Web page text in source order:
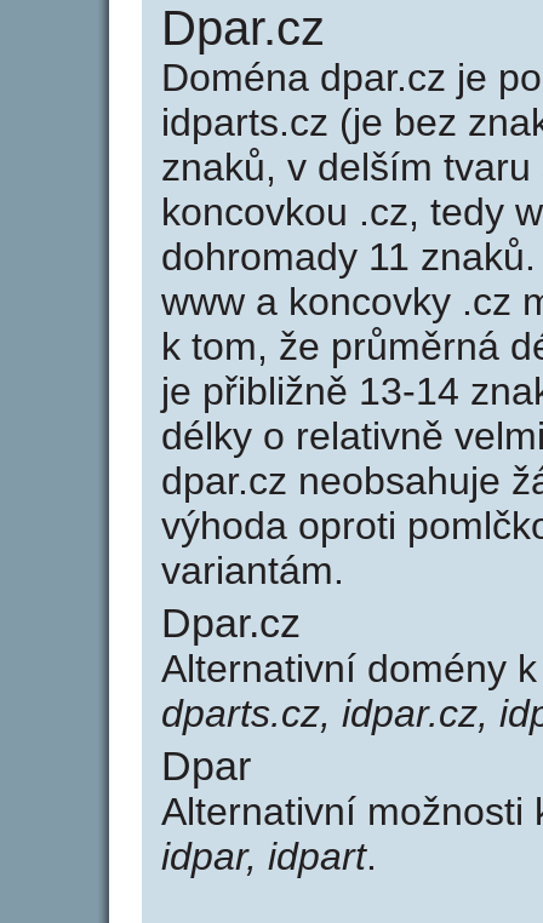
Dpar.cz
Doména dpar.cz je
idparts.cz (je bez
znaků, v delším
koncovkou .cz, tedy
dohromady 11
www a koncovky .cz
k tom, že průměrná
je přibližně 13-14
délky o relativně
dpar.cz neobsahuje
výhoda oproti
variantám.
Dpar.cz
Alternativní domény
dparts.cz, idpar.cz,
Dpar
Alternativní
idpar, idpart.